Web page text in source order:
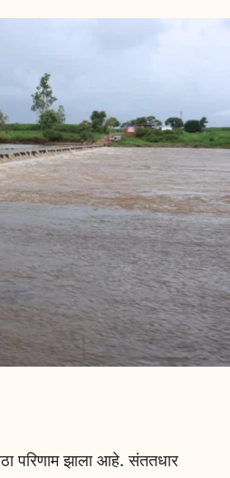
परिणाम झाला आहे. संततधार